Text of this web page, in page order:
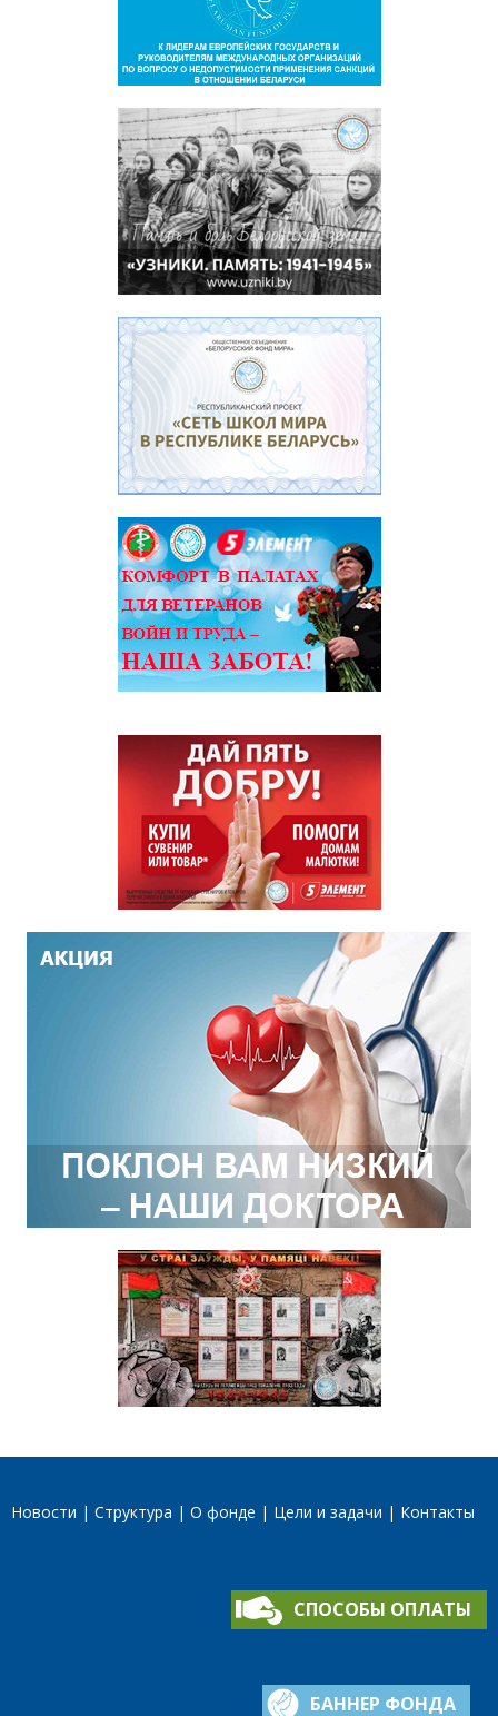
Новости Структура О фонде Цели и задачи Контакты
СПОСОБЫ ОПЛАТЫ
БАННЕР ФОНДА